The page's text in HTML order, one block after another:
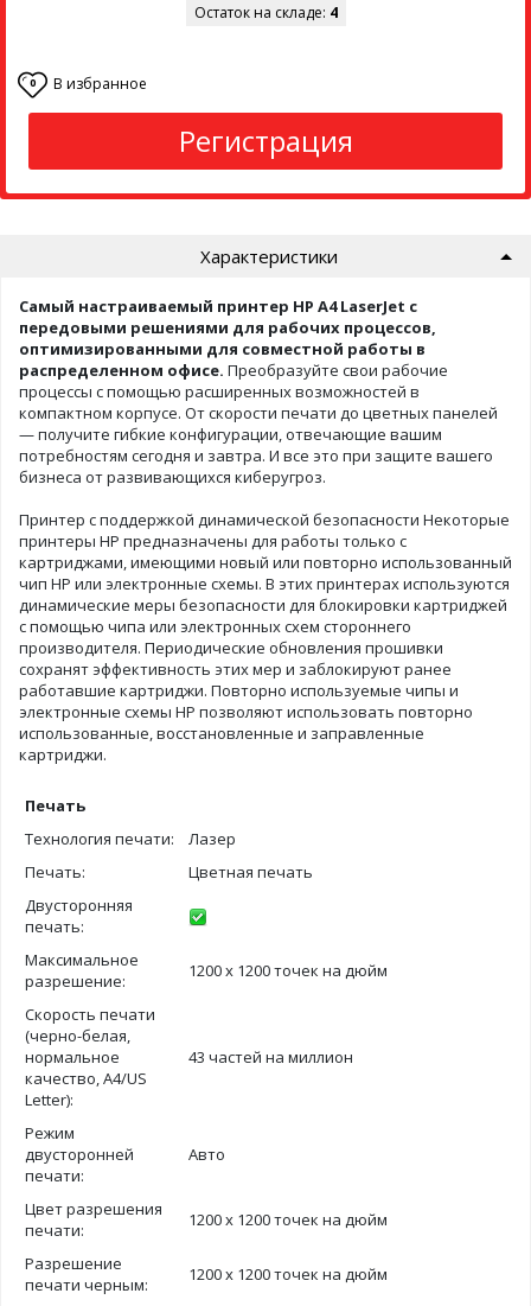
Остаток на складе: 4
0 В избранное
Регистрация
Характеристики
Самый настраиваемый принтер HP A4 LaserJet с
передовыми решениями для рабочих процессов,
оптимизированными для совместной работы в
распределенном офисе. Преобразуйте свои рабочие
процессы с помощью расширенных возможностей в
компактном корпусе. От скорости печати до цветных панелей
— получите гибкие конфигурации, отвечающие вашим
потребностям сегодня и завтра. И все это при защите вашего
бизнеса от развивающихся киберугроз.
Принтер с поддержкой динамической безопасности Некоторые
принтеры HP предназначены для работы только с
картриджами, имеющими новый или повторно использованный
чип HP или электронные схемы. В этих принтерах используются
динамические меры безопасности для блокировки картриджей
с помощью чипа или электронных схем стороннего
производителя. Периодические обновления прошивки
сохранят эффективность этих мер и заблокируют ранее
работавшие картриджи. Повторно используемые чипы и
электронные схемы HP позволяют использовать повторно
использованные, восстановленные и заправленные
картриджи.
Печать
Технология печати:
Лазер
Печать:
Цветная печать
Двусторонняя
печать:
Максимальное
разрешение:
1200 х 1200 точек на дюйм
Скорость печати
(черно-белая,
нормальное
качество, A4/US
Letter):
43 частей на миллион
Режим
двусторонней
печати:
Авто
Цвет разрешения
печати:
1200 х 1200 точек на дюйм
Разрешение
печати черным:
1200 х 1200 точек на дюйм